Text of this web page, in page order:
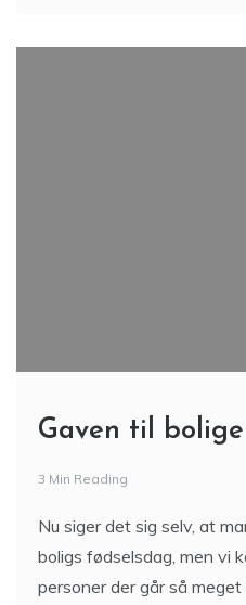
Gaven til
3 Min Reading
Nu siger det sig selv, at
boligs fødselsdag, men vi
personer der går så meget